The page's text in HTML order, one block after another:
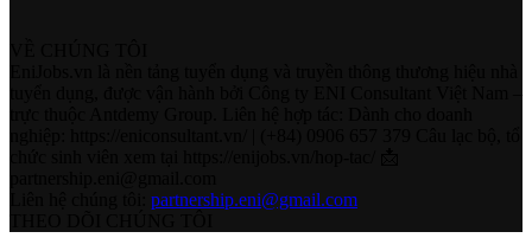
partnership.eni@gmail.com